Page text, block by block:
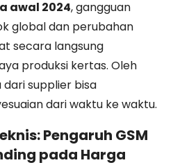
awal 2024, gangguan
global dan perubahan
secara langsung
produksi kertas. Oleh
supplier bisa
dari waktu ke waktu.
Pengaruh GSM
pada Harga